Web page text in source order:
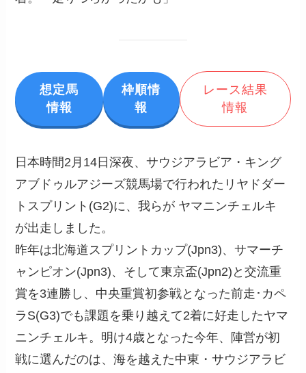
想定馬
情報
枠順情
報
レース結果
情報
日本時間2月14日深夜、サウジアラビア・キング
アブドゥルアジーズ競馬場で行われたリヤドダー
トスプリント(G2)に、我らが ヤマニンチェルキ
が出走しました。
昨年は北海道スプリントカップ(Jpn3)、サマーチ
ャンピオン(Jpn3)、そして東京盃(Jpn2)と交流重
賞を3連勝し、中央重賞初参戦となった前走･カペ
ラS(G3)でも課題を乗り越えて2着に好走したヤマ
ニンチェルキ。明け4歳となった今年、陣営が初
戦に選んだのは、海を越えた中東・サウジアラビ